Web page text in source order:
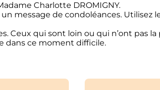
Charlotte DROMIGNY.
message de condoléances. Utilisez
Ceux qui sont loin ou qui n’ont pas
dans ce moment difficile.